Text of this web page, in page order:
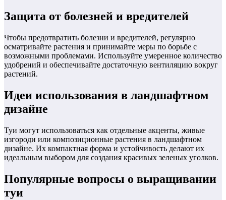
Защита от болезней и вредителей
Чтобы предотвратить болезни и вредителей, регулярно
осматривайте растения и принимайте меры по борьбе с
возможными проблемами. Используйте умеренное количество
удобрений и обеспечивайте достаточную вентиляцию вокруг
растений.
Идеи использования в ландшафтном
дизайне
Туи могут использоваться как отдельные акценты, живые
изгороди или композиционные растения в ландшафтном
дизайне. Их компактная форма и устойчивость делают их
идеальным выбором для создания красивых зеленых уголков.
Популярные вопросы о выращивании
туи